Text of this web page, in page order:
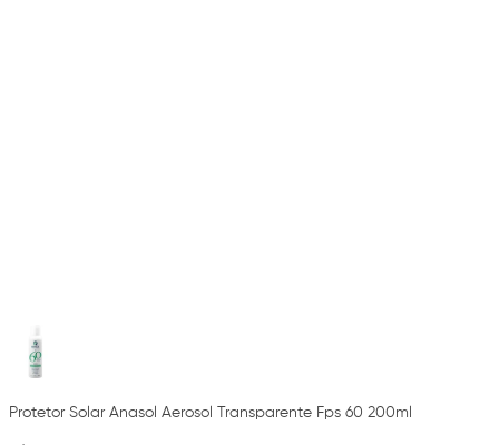
Protetor Solar Anasol Aerosol Transparente Fps 60 200ml